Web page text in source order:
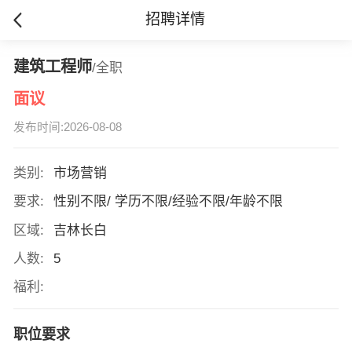
招聘详情
建筑工程师/全职
面议
发布时间:2026-08-08
类别:
市场营销
要求:
性别不限/ 学历不限/经验不限/年龄不限
区域:
吉林长白
人数:
5
福利:
职位要求